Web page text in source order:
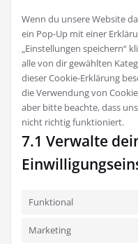
Wenn du unsere Website
ein Pop-Up mit einer
„Einstellungen speichern“
alle von dir gewählten
dieser Cookie-Erklärung
die Verwendung von
aber bitte beachte, dass
nicht richtig funktioniert.
7.1 Verwalte
Funktional
Marketing